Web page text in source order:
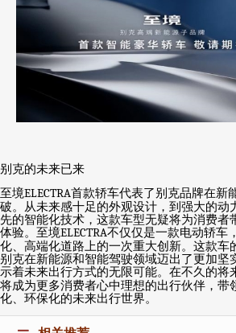
别克的未来已来
至境ELECTRA首款轿车代表了别克品牌在新
破。从未来感十足的外观设计，到强大的动
先的智能化技术，这款车型无疑将为消费者
体验。至境ELECTRA不仅仅是一款电动轿车
化、高端化道路上的一次重大创新。这款车
别克在新能源和智能驾驶领域迈出了更加坚
示着未来出行方式的无限可能。在不久的将
将成为更多消费者心中理想的出行伙伴，带
化、环保化的未来出行世界。